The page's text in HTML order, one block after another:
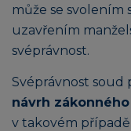
může se svolením
uzavřením
svéprávnost.
Svéprávnost soud
návrh
v takovém